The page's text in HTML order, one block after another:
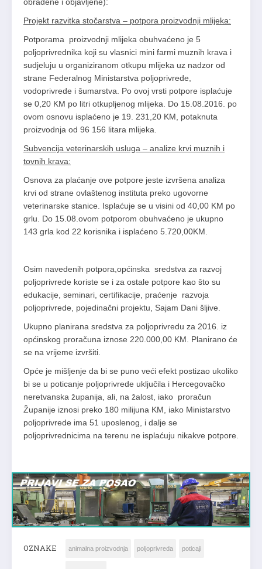
Projekt razvitka stočarstva – potpora proizvodnji mlijeka:
Potporama proizvodnji mlijeka obuhvaćeno je 5
poljoprivrednika koji su vlasnici mini farmi muznih krava i
sudjeluju u organiziranom otkupu mlijeka uz nadzor od
strane Federalnog Ministarstva poljoprivrede,
vodoprivrede i šumarstva. Po ovoj vrsti potpore isplaćuje
se 0,20 KM po litri otkupljenog mlijeka. Do 15.08.2016. po
ovom osnovu isplaćeno je 19. 231,20 KM, potaknuta
proizvodnja od 96 156 litara mlijeka.
Subvencija veterinarskih usluga – analize krvi muznih i
tovnih krava:
Osnova za plaćanje ove potpore jeste izvršena analiza
krvi od strane ovlaštenog instituta preko ugovorne
veterinarske stanice. Isplaćuje se u visini od 40,00 KM po
grlu. Do 15.08.ovom potporom obuhvaćeno je ukupno
143 grla kod 22 korisnika i isplaćeno 5.720,00KM.
Osim navedenih potpora,općinska sredstva za razvoj
poljoprivrede koriste se i za ostale potpore kao što su
edukacije, seminari, certifikacije, praćenje razvoja
poljoprivrede, pojedinačni projektu, Sajam Dani šljive.
Ukupno planirana sredstva za poljoprivredu za 2016. iz
općinskog proračuna iznose 220.000,00 KM. Planirano će
se na vrijeme izvršiti.
Opće je mišljenje da bi se puno veći efekt postizao ukoliko
bi se u poticanje poljoprivrede uključila i Hercegovačko
neretvanska županija, ali, na žalost, iako proračun
Županije iznosi preko 180 milijuna KM, iako Ministarstvo
poljoprivrede ima 51 uposlenog, i dalje se
poljoprivrednicima na terenu ne isplaćuju nikakve potpore.
OZNAKE animalna proizvodnja poljoprivreda poticaji